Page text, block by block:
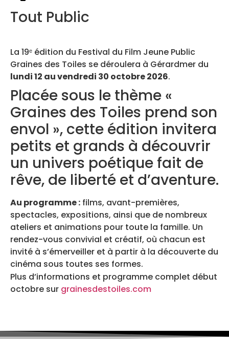
Tout Public
La 19ᵉ édition du Festival du Film Jeune Public
Graines des Toiles se déroulera à Gérardmer du
lundi 12 au vendredi 30 octobre 2026.
Placée sous le thème «
Graines des Toiles prend son
envol », cette édition invitera
petits et grands à découvrir
un univers poétique fait de
rêve, de liberté et d’aventure.
Au programme : films, avant-premières,
spectacles, expositions, ainsi que de nombreux
ateliers et animations pour toute la famille. Un
rendez-vous convivial et créatif, où chacun est
invité à s’émerveiller et à partir à la découverte du
cinéma sous toutes ses formes.
Plus d’informations et programme complet début
octobre sur grainesdestoiles.com